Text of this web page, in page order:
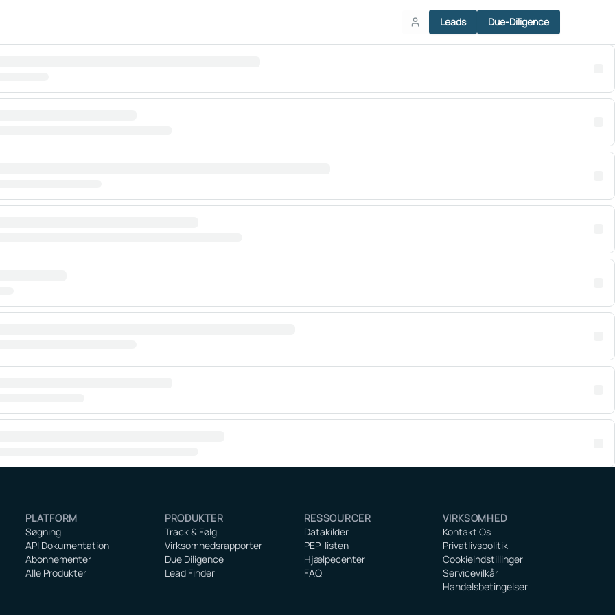
Leads Due-Diligence
PLATFORM
Søgning
API Dokumentation
Abonnementer
Alle Produkter
PRODUKTER
Track & Følg
Virksomhedsrapporter
Due Diligence
Lead Finder
RESSOURCER
Datakilder
PEP-listen
Hjælpecenter
FAQ
VIRKSOMHED
Kontakt Os
Privatlivspolitik
Cookieindstillinger
Servicevilkår
Handelsbetingelser